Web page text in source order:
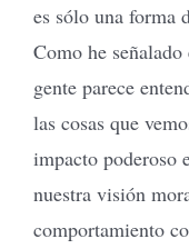
es sólo una forma
Como he
gente parece
las cosas que
impacto poderoso
nuestra visión
comportamiento